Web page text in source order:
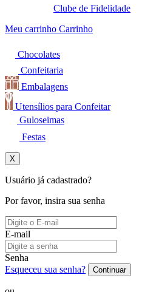
Clube de Fidelidade
Meu carrinho Carrinho
Chocolates
Confeitaria
Embalagens
Utensílios para Confeitar
Guloseimas
Festas
X
Usuário já cadastrado?
Por favor, insira sua senha
E-mail
Senha
Esqueceu sua senha?
Continuar